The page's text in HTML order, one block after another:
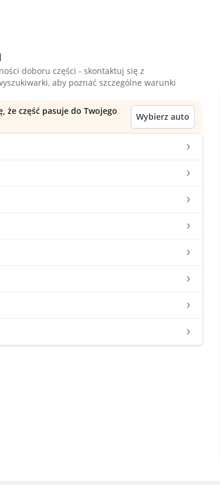
doboru części - skontaktuj się z
aby poznać szczególne warunki
że część pasuje do Twojego
Wybierz auto